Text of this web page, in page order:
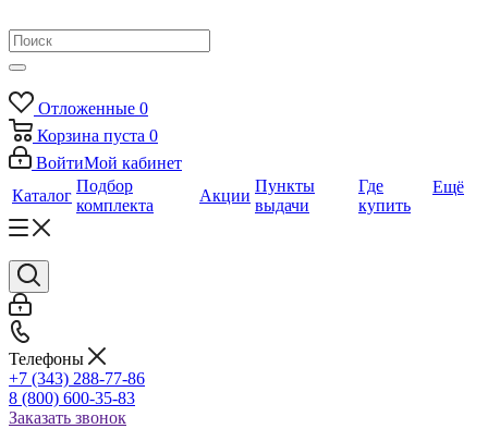
Отложенные 0
Корзина пуста 0
ВойтиМой кабинет
Каталог
Подбор
комплекта
Акции
Пункты
выдачи
Где
купить
Ещё
Телефоны
+7 (343) 288-77-86
8 (800) 600-35-83
Заказать звонок